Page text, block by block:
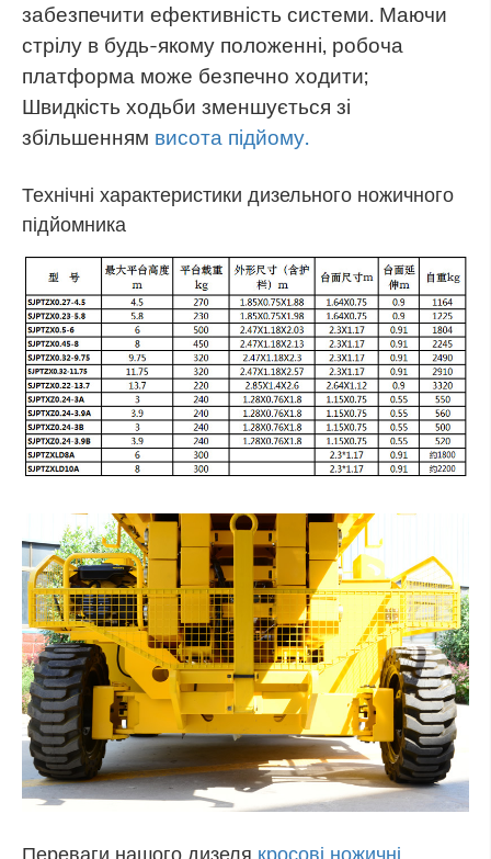
забезпечити ефективність системи. Маючи
стрілу в будь-якому положенні, робоча
платформа може безпечно ходити;
Швидкість ходьби зменшується зі
збільшенням висота підйому.
Технічні характеристики дизельного ножичного
підйомника
Переваги нашого дизеля кросові ножичні